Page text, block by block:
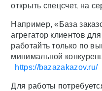
открыть спецсчет, на
Например, «База
агрегатор клиентов
работайть только по
минимальной
https://bazazakazov.ru/
Для работы